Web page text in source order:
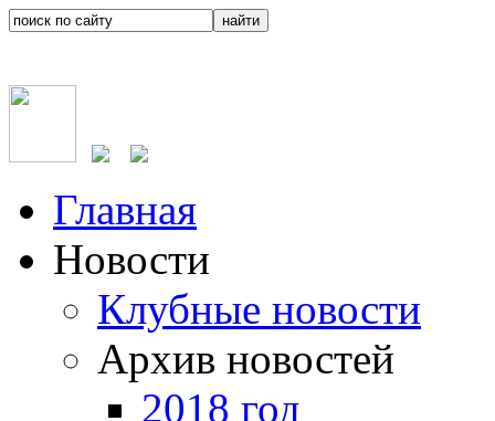
Главная
Новости
Клубные новости
Архив новостей
2018 год